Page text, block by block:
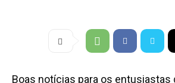
Boas notícias para os